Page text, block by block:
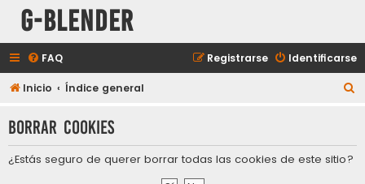
G-Blender
FAQ Identificarse
Registrarse
Inicio Índice general
c
Borrar cookies
¿Estás seguro de querer borrar todas las cookies de este sitio?